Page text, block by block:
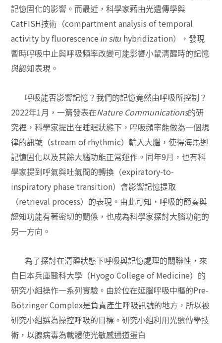
記憶固化的影響。而最近，科學家藉由光遺傳學與
CatFISH技術（compartment analysis of temporal
activity by fluorescencein situ hybridization），發現
暫時呼吸中止與呼吸頻率改變可能影響小鼠清醒時的記憶
與認知表現。
呼吸能否影響記憶？我們的記憶竟然由呼吸所控制？
2022年1 月，一篇發表在Nature Communications的研
究裡，科學家提出在睡眠狀態下，呼吸頻率能做為一個規
律的訊號（stream of rhythmic）輸入大腦，使得海馬迴
記憶固化以及其餘大腦功能正常運作。同年9月，也有科
學家提到呼氣與吐氣間的轉換（expiratory-to-
inspiratory phase transition）會影響記憶提取
（retrieval process）的表現。由此可知，呼吸的節奏與
認知功能有著密切的關係，也成為科學家探討大腦功能的
另一方向。
為了探討在清醒狀態下呼吸與記憶處理的關聯性，來
自日本兵庫醫科大學（Hyogo College of Medicine）的
研究小組操作一系列實驗。由於位在延腦呼吸中樞的Pre-
Bötzinger Complex是負責產生呼吸訊號的地方，所以被
研究小組選為操控呼吸的目標。研究小組利用光遺傳學技
術，以腺病毒為載體使光敏感通道蛋白